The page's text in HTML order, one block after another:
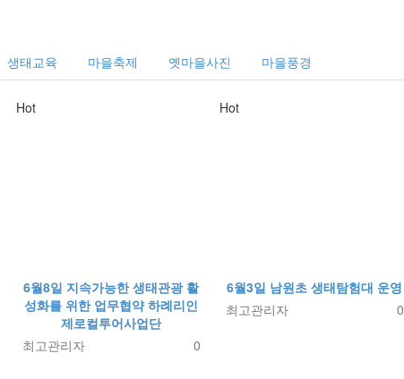
생태교육 마을축제 옛마을사진 마을풍경
Hot
6월8일 지속가능한 생태관광 활
성화를 위한 업무협약 하례리인
제로컬투어사업단
최고관리자
0
Hot
6월3일 남원초 생태탐험대 운영
최고관리자
0